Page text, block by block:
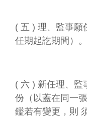
( 五 ) 理、監事願
任期起訖期間）。
( 六 ) 新任理、監
份（以蓋在同一
鑑若有變更，則